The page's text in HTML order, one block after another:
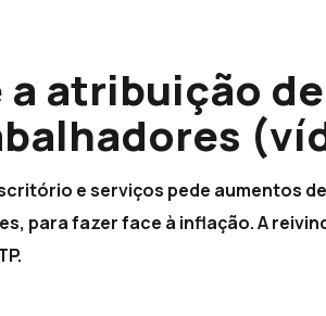
a atribuição
e serviços pede aumentos de
para fazer face à inflação. A